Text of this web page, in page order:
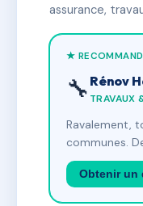
assurance,
★
🔧 Rénov
TRAVAUX
Ravalement,
communes.
Obtenir un